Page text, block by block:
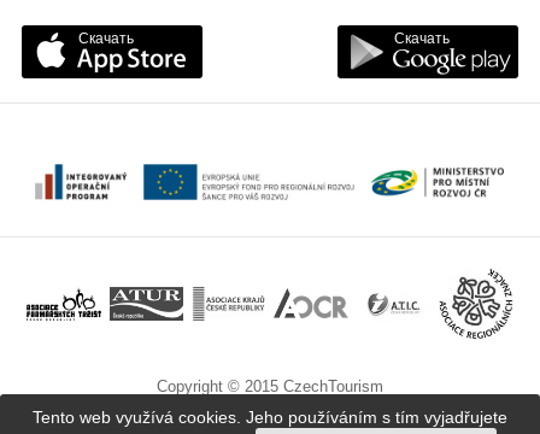
Скачать Скачать
Copyright © 2015 CzechTourism
Tento web využívá cookies. Jeho používáním s tím vyjadřujete